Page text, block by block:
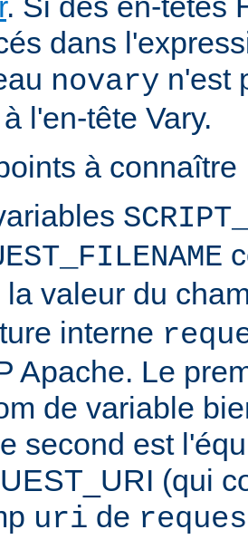
dans
novary n'est
l'en-tête Vary.
à connaître
la valeur du
interne
Apache. Le
de variable
second est
(qui
uri de